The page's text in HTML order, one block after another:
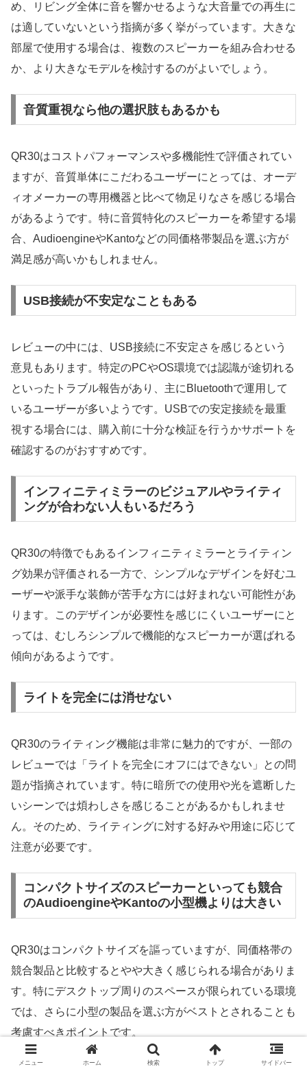
め、リビング全体に音を響かせるような大音量での再生に
は適していないという指摘が多く挙がっています。大きな
部屋で使用する場合は、複数のスピーカーを組み合わせる
か、より大きなモデルを検討するのがよいでしょう。
音質重視なら他の選択肢もあるかも
QR30はコストパフォーマンスや多機能性で評価されてい
ますが、音質単体にこだわるユーザーにとっては、オーデ
ィオメーカーの専用機器と比べて物足りなさを感じる場合
があるようです。特に音質特化のスピーカーを希望する場
合、AudioengineやKantoなどの同価格帯製品を選ぶ方が
満足感が高いかもしれません。
USB接続が不安定なこともある
レビューの中には、USB接続に不安定さを感じるという
意見もあります。特定のPCやOS環境では認識が途切れる
といったトラブル報告があり、主にBluetoothで運用して
いるユーザーが多いようです。USBでの安定接続を最重
視する場合には、購入前に十分な検証を行うかサポートを
確認するのがおすすめです。
インフィニティミラーのビジュアルやライティ
ングが合わない人もいるだろう
QR30の特徴でもあるインフィニティミラーとライティン
グ効果が評価される一方で、シンプルなデザインを好むユ
ーザーや派手な装飾が苦手な方には好まれない可能性があ
ります。このデザインが必要性を感じにくいユーザーにと
っては、むしろシンプルで機能的なスピーカーが選ばれる
傾向があるようです。
ライトを完全には消せない
QR30のライティング機能は非常に魅力的ですが、一部の
レビューでは「ライトを完全にオフにはできない」との問
題が指摘されています。特に暗所での使用や光を遮断した
いシーンでは煩わしさを感じることがあるかもしれませ
ん。そのため、ライティングに対する好みや用途に応じて
注意が必要です。
コンパクトサイズのスピーカーといっても競合
のAudioengineやKantoの小型機よりは大きい
QR30はコンパクトサイズを謳っていますが、同価格帯の
競合製品と比較するとやや大きく感じられる場合がありま
す。特にデスクトップ周りのスペースが限られている環境
では、さらに小型の製品を選ぶ方がベストとされることも
考慮すべきポイントです。
メニュー ホーム 検索 トップ サイドバー